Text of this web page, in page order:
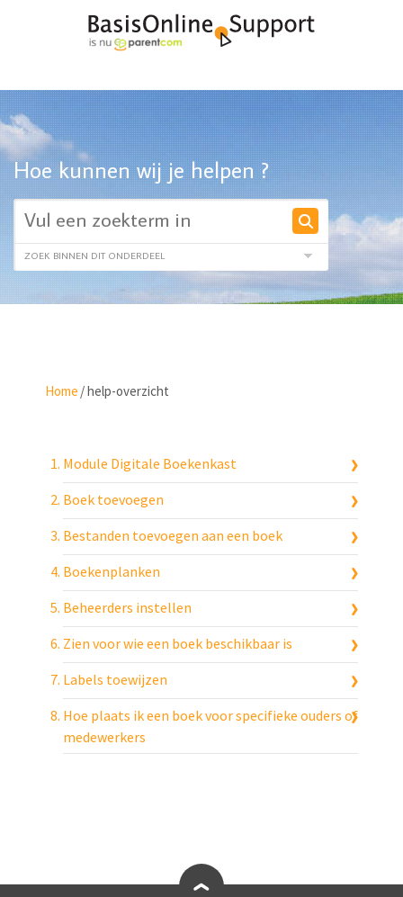
Hoe kunnen wij je helpen ?
Home /help-overzicht
Module Digitale Boekenkast
Boek toevoegen
Bestanden toevoegen aan een boek
Boekenplanken
Beheerders instellen
Zien voor wie een boek beschikbaar is
Labels toewijzen
Hoe plaats ik een boek voor specifieke ouders of
medewerkers